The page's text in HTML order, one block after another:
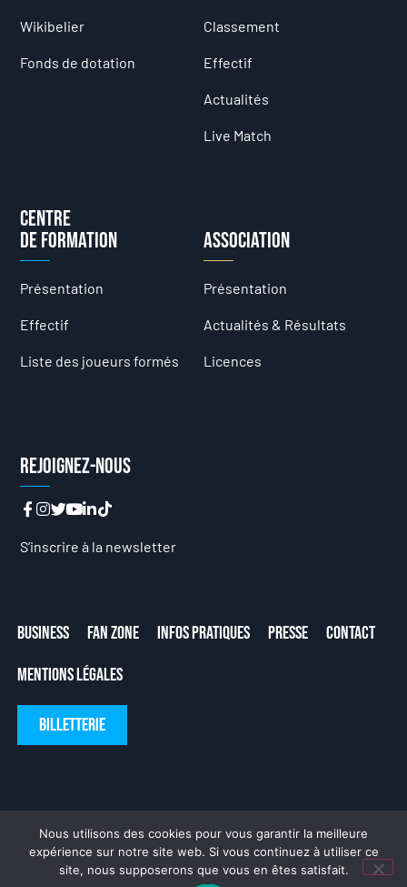
Wikibelier
Fonds de dotation
Classement
Effectif
Actualités
Live Match
Centre
de formation
Présentation
Effectif
Liste des joueurs formés
Association
Présentation
Actualités & Résultats
Licences
Rejoignez-nous
S’inscrire à la newsletter
Business Fan Zone Infos Pratiques Presse
Contact
Mentions Légales
Billetterie
Fait avec ❤ parDeLaCrème
Nous utilisons des cookies pour vous garantir la meilleure
expérience sur notre site web. Si vous continuez à utiliser ce
site, nous supposerons que vous en êtes satisfait.